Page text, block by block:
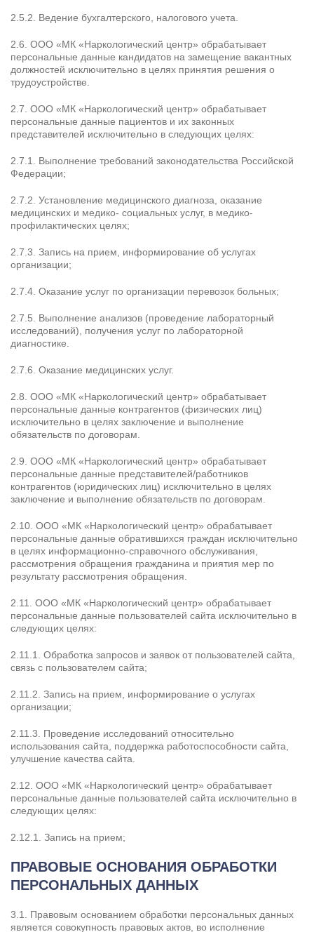
2.5.2. Ведение бухгалтерского, налогового учета.
2.6. ООО «МК «Наркологический центр» обрабатывает
персональные данные кандидатов на замещение вакантных
должностей исключительно в целях принятия решения о
трудоустройстве.
2.7. ООО «МК «Наркологический центр» обрабатывает
персональные данные пациентов и их законных
представителей исключительно в следующих целях:
2.7.1. Выполнение требований законодательства Российской
Федерации;
2.7.2. Установление медицинского диагноза, оказание
медицинских и медико- социальных услуг, в медико-
профилактических целях;
2.7.3. Запись на прием, информирование об услугах
организации;
2.7.4. Оказание услуг по организации перевозок больных;
2.7.5. Выполнение анализов (проведение лабораторный
исследований), получения услуг по лабораторной
диагностике.
2.7.6. Оказание медицинских услуг.
2.8. ООО «МК «Наркологический центр» обрабатывает
персональные данные контрагентов (физических лиц)
исключительно в целях заключение и выполнение
обязательств по договорам.
2.9. ООО «МК «Наркологический центр» обрабатывает
персональные данные представителей/работников
контрагентов (юридических лиц) исключительно в целях
заключение и выполнение обязательств по договорам.
2.10. ООО «МК «Наркологический центр» обрабатывает
персональные данные обратившихся граждан исключительно
в целях информационно-справочного обслуживания,
рассмотрения обращения гражданина и приятия мер по
результату рассмотрения обращения.
2.11. ООО «МК «Наркологический центр» обрабатывает
персональные данные пользователей сайта исключительно в
следующих целях:
2.11.1. Обработка запросов и заявок от пользователей сайта,
связь с пользователем сайта;
2.11.2. Запись на прием, информирование о услугах
организации;
2.11.3. Проведение исследований относительно
использования сайта, поддержка работоспособности сайта,
улучшение качества сайта.
2.12. ООО «МК «Наркологический центр» обрабатывает
персональные данные пользователей сайта исключительно в
следующих целях:
2.12.1. Запись на прием;
ПРАВОВЫЕ ОСНОВАНИЯ ОБРАБОТКИ
ПЕРСОНАЛЬНЫХ ДАННЫХ
3.1. Правовым основанием обработки персональных данных
является совокупность правовых актов, во исполнение
Бесплатная консультация
Оставьте данные и мы вам перезвоним!
Выбор города
Поиск по сайту
Задать вопрос